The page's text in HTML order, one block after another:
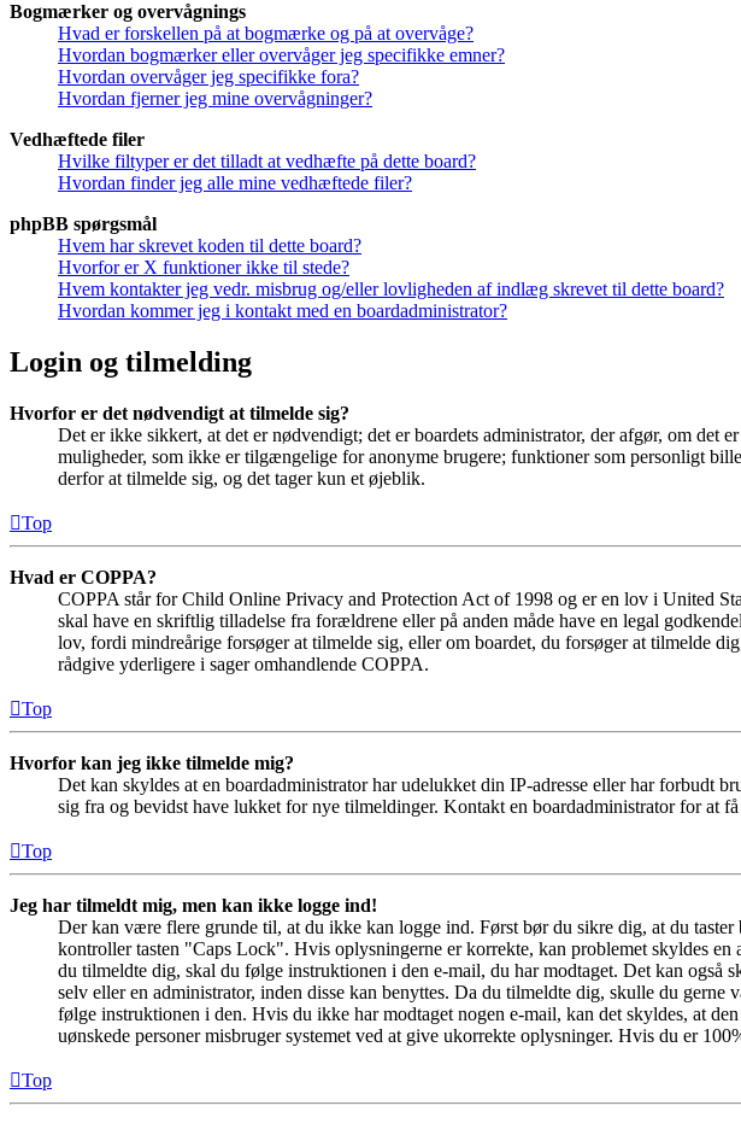
Bogmærker og overvågnings
Hvad er forskellen på at bogmærke og på at overvåge?
Hvordan bogmærker eller overvåger jeg specifikke emner?
Hvordan overvåger jeg specifikke fora?
Hvordan fjerner jeg mine overvågninger?
Vedhæftede filer
Hvilke filtyper er det tilladt at vedhæfte på dette board?
Hvordan finder jeg alle mine vedhæftede filer?
phpBB spørgsmål
Hvem har skrevet koden til dette board?
Hvorfor er X funktioner ikke til stede?
Hvem kontakter jeg vedr. misbrug og/eller lovligheden af indlæg skrevet til dette board?
Hvordan kommer jeg i kontakt med en boardadministrator?
Login og tilmelding
Hvorfor er det nødvendigt at tilmelde sig?
Det er ikke sikkert, at det er nødvendigt; det er boardets administrator, der afgør, om
muligheder, som ikke er tilgængelige for anonyme brugere; funktioner som personligt
derfor at tilmelde sig, og det tager kun et øjeblik.
Top
Hvad er COPPA?
COPPA står for Child Online Privacy and Protection Act of 1998 og er en lov i United
skal have en skriftlig tilladelse fra forældrene eller på anden måde have en legal
lov, fordi mindreårige forsøger at tilmelde sig, eller om boardet, du forsøger at tilmelde
rådgive yderligere i sager omhandlende COPPA.
Top
Hvorfor kan jeg ikke tilmelde mig?
Det kan skyldes at en boardadministrator har udelukket din IP-adresse eller har forbudt
sig fra og bevidst have lukket for nye tilmeldinger. Kontakt en boardadministrator for at
Top
Jeg har tilmeldt mig, men kan ikke logge ind!
Der kan være flere grunde til, at du ikke kan logge ind. Først bør du sikre dig, at du
kontroller tasten "Caps Lock". Hvis oplysningerne er korrekte, kan problemet skyldes
du tilmeldte dig, skal du følge instruktionen i den e-mail, du har modtaget. Det kan også
selv eller en administrator, inden disse kan benyttes. Da du tilmeldte dig, skulle du
følge instruktionen i den. Hvis du ikke har modtaget nogen e-mail, kan det skyldes, at
uønskede personer misbruger systemet ved at give ukorrekte oplysninger. Hvis du er
Top